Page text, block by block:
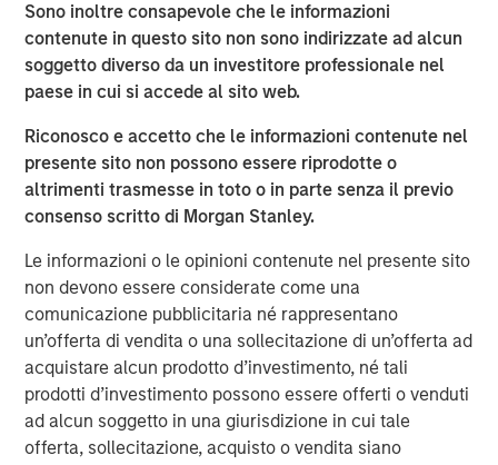
Sono inoltre consapevole che le informazioni
contenute in questo sito non sono indirizzate ad alcun
soggetto diverso da un investitore professionale nel
paese in cui si accede al sito web.
Riconosco e accetto che le informazioni contenute nel
presente sito non possono essere riprodotte o
altrimenti trasmesse in toto o in parte senza il previo
consenso scritto di Morgan Stanley.
Le informazioni o le opinioni contenute nel presente sito
non devono essere considerate come una
comunicazione pubblicitaria né rappresentano
un’offerta di vendita o una sollecitazione di un’offerta ad
acquistare alcun prodotto d’investimento, né tali
prodotti d’investimento possono essere offerti o venduti
ad alcun soggetto in una giurisdizione in cui tale
offerta, sollecitazione, acquisto o vendita siano
approximately 45.7% held by other shareholders), at
a price of 5.08 per share.
on, among other things, consent by the lending banks of
Korres.
After completion of the above Nissos will hold more than
takeover offer pursuant to the provisions of Greek law
3461/2016 in order to acquire the remaining shares of
Korres.
Within the above framework, it has also been agreed that
Profex and KORRES will enter into an exclusive license
and supply agreement by virtue of which Profex will
undertake the distribution of KORRES products in the